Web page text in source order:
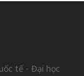
tế - Đại học